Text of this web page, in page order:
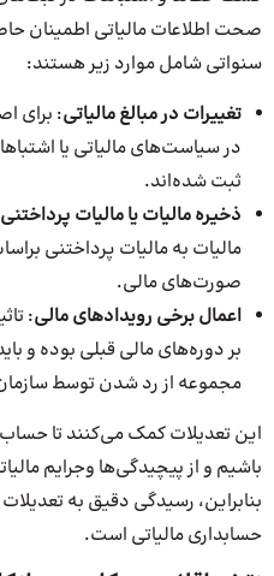
صحت اطلاعات مالیاتی اطمینان
سنواتی شامل موارد زیر هستند:
تغییرات در مبالغ مالیاتی: برای
در سیاست‌های مالیاتی یا
ثبت شده‌اند.
ذخیره مالیات یا مالیات پرداختنی
مالیات به مالیات پرداختنی
صورت‌های مالی.
اعمال برخی رویدادهای مالی:
بر دوره‌های مالی قبلی بوده و
مجموعه از رد شدن توسط
این تعدیلات کمک می‌کنند تا
باشیم و از پیچیدگی‌ها وجرایم
بنابراین، رسیدگی دقیق به
حسابداری مالیاتی است.